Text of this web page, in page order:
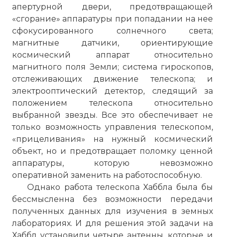
апертурной двери, предотвращающей
«сгорание» аппаратуры при попадании на нее
сфокусированного солнечного света;
магнитные датчики, ориентирующие
космический аппарат относительно
магнитного поля Земли; система гироскопов,
отслеживающих движение телескопа; и
электрооптический детектор, следящий за
положением телескопа относительно
выбранной звезды. Все это обеспечивает не
только возможность управления телескопом,
«прицеливания» на нужный космический
объект, но и предотвращает поломку ценной
аппаратуры, которую невозможно
оперативной заменить на работоспособную.
Однако работа телескопа Хаббла была бы
бессмысленна без возможности передачи
полученных данных для изучения в земных
лабораториях. И для решения этой задачи на